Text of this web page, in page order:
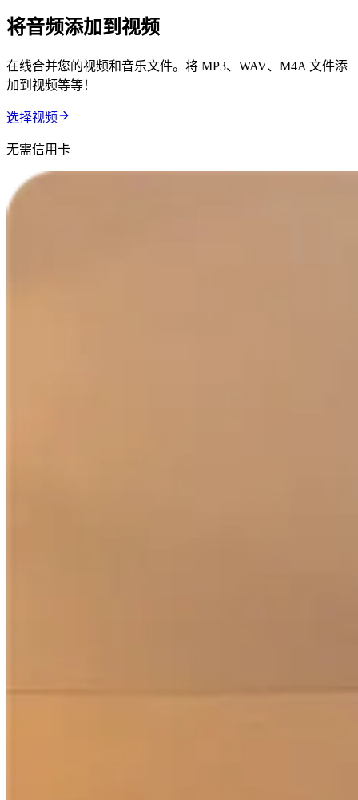
将音频添加到视频
在线合并您的视频和音乐文件。将 MP3、WAV、M4A 文件添
加到视频等等！
选择视频
无需信用卡